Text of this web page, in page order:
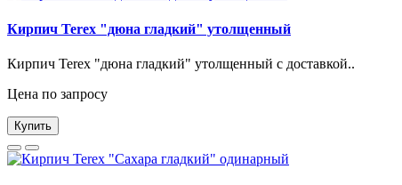
Кирпич Terex "дюна гладкий" утолщенный
Кирпич Terex "дюна гладкий" утолщенный с доставкой..
Цена по запросу
Купить